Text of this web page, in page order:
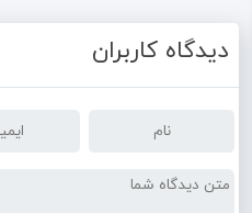
دیدگاه کاربران